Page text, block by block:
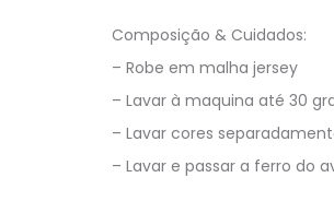
Composição & Cuidados:
– Robe em malha jersey
– Lavar à maquina até 30
– Lavar cores
– Lavar e passar a ferro do